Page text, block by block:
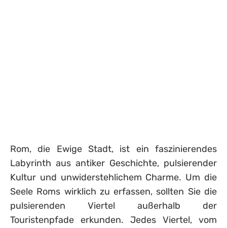
Rom, die Ewige Stadt, ist ein faszinierendes
Labyrinth aus antiker Geschichte, pulsierender
Kultur und unwiderstehlichem Charme. Um die
Seele Roms wirklich zu erfassen, sollten Sie die
pulsierenden Viertel außerhalb der
Touristenpfade erkunden. Jedes Viertel, vom